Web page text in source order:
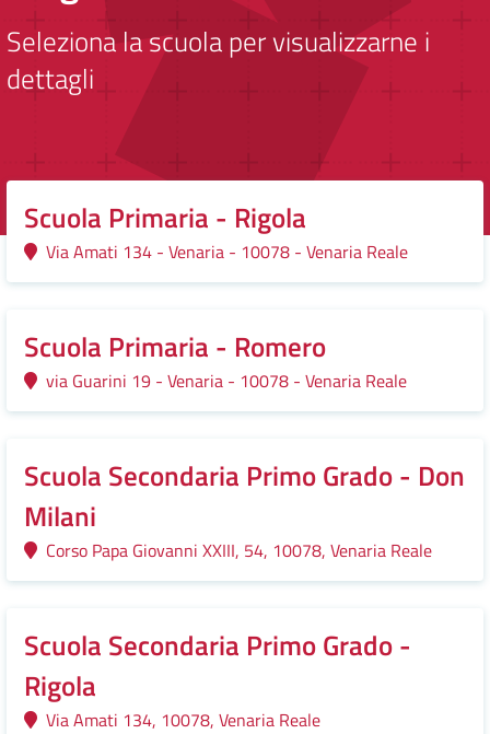
Seleziona la scuola per visualizzarne i
dettagli
Scuola Primaria - Rigola
Via Amati 134 - Venaria - 10078 - Venaria Reale
Scuola Primaria - Romero
via Guarini 19 - Venaria - 10078 - Venaria Reale
Scuola Secondaria Primo Grado - Don
Milani
Corso Papa Giovanni XXIII, 54, 10078, Venaria Reale
Scuola Secondaria Primo Grado -
Rigola
Via Amati 134, 10078, Venaria Reale